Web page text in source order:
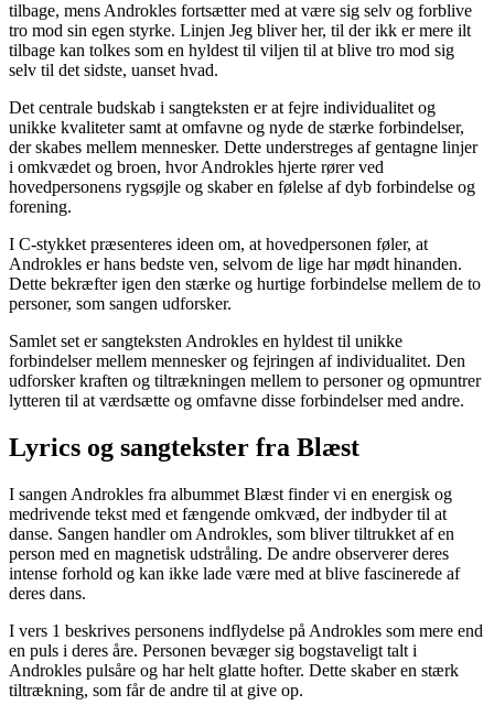
tilbage, mens Androkles fortsætter med at være sig selv og forblive
tro mod sin egen styrke. Linjen Jeg bliver her, til der ikk er mere ilt
tilbage kan tolkes som en hyldest til viljen til at blive tro mod sig
selv til det sidste, uanset hvad.
Det centrale budskab i sangteksten er at fejre individualitet og
unikke kvaliteter samt at omfavne og nyde de stærke forbindelser,
der skabes mellem mennesker. Dette understreges af gentagne linjer
i omkvædet og broen, hvor Androkles hjerte rører ved
hovedpersonens rygsøjle og skaber en følelse af dyb forbindelse og
forening.
I C-stykket præsenteres ideen om, at hovedpersonen føler, at
Androkles er hans bedste ven, selvom de lige har mødt hinanden.
Dette bekræfter igen den stærke og hurtige forbindelse mellem de to
personer, som sangen udforsker.
Samlet set er sangteksten Androkles en hyldest til unikke
forbindelser mellem mennesker og fejringen af individualitet. Den
udforsker kraften og tiltrækningen mellem to personer og opmuntrer
lytteren til at værdsætte og omfavne disse forbindelser med andre.
Lyrics og sangtekster fra Blæst
I sangen Androkles fra albummet Blæst finder vi en energisk og
medrivende tekst med et fængende omkvæd, der indbyder til at
danse. Sangen handler om Androkles, som bliver tiltrukket af en
person med en magnetisk udstråling. De andre observerer deres
intense forhold og kan ikke lade være med at blive fascinerede af
deres dans.
I vers 1 beskrives personens indflydelse på Androkles som mere end
en puls i deres åre. Personen bevæger sig bogstaveligt talt i
Androkles pulsåre og har helt glatte hofter. Dette skaber en stærk
tiltrækning, som får de andre til at give op.